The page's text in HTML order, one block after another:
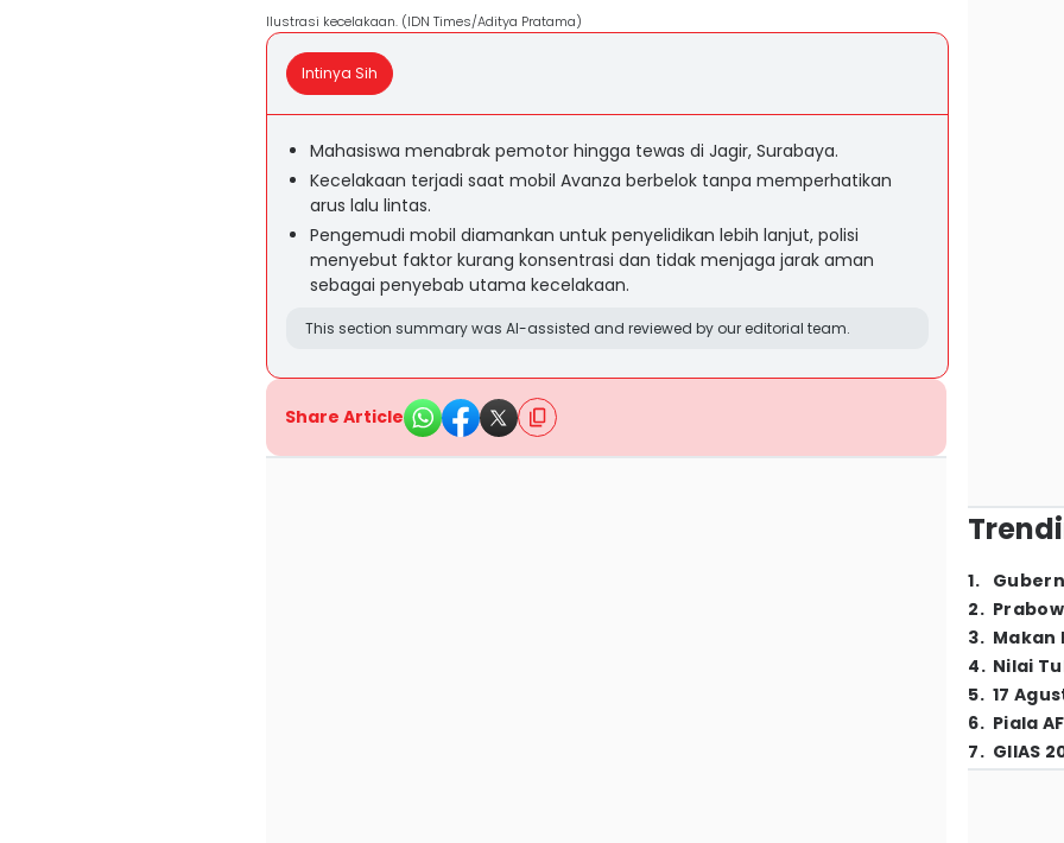
Ilustrasi kecelakaan. (IDN Times/Aditya Pratama)
Intinya Sih
Mahasiswa menabrak pemotor hingga tewas di Jagir, Surabaya.
Kecelakaan terjadi saat mobil Avanza berbelok tanpa memperhatikan
arus lalu lintas.
Pengemudi mobil diamankan untuk penyelidikan lebih lanjut, polisi
menyebut faktor kurang konsentrasi dan tidak menjaga jarak aman
sebagai penyebab utama kecelakaan.
This section summary was AI-assisted and reviewed by our editorial team.
Share Article
1.
2.
3. Makan
4. Nilai
5. 17
6. Piala
7. GIIAS